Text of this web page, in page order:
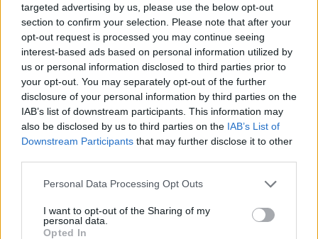
targeted advertising by us, please use the below opt-out
section to confirm your selection. Please note that after your
opt-out request is processed you may continue seeing
interest-based ads based on personal information utilized by
us or personal information disclosed to third parties prior to
your opt-out. You may separately opt-out of the further
disclosure of your personal information by third parties on the
IAB’s list of downstream participants. This information may
also be disclosed by us to third parties on the IAB’s List of
Downstream Participants that may further disclose it to other
Personal Data Processing Opt Outs
I want to opt-out of the Sharing of my
personal data.
Opted In
friandises, qu’il a voulu essayer par ses propres
moyens.